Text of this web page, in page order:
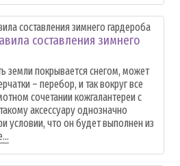
составления зимнего
земли покрывается снегом, может
– перебор, и так вокруг все
сочетании кожгалантереи с
аксессуару однозначно
условии, что он будет выполнен из